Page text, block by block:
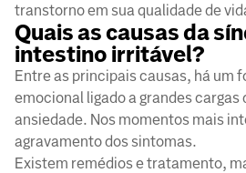
transtorno em sua qualidade de
Quais as causas da
intestino irritável?
Entre as principais causas, há um
emocional ligado a grandes cargas
ansiedade. Nos momentos mais
agravamento dos sintomas.
Existem remédios e tratamento,